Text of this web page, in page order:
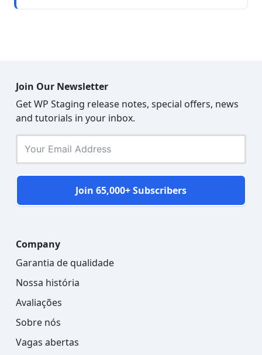
Join Our Newsletter
Get WP Staging release notes, special offers, news
and tutorials in your inbox.
Join 65,000+ Subscribers
Company
Garantia de qualidade
Nossa história
Avaliações
Sobre nós
Vagas abertas